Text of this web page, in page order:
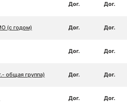
Дог. Дог.
(с годом) Дог. Дог.
Дог. Дог.
общая группа) Дог. Дог.
Дог. Дог.